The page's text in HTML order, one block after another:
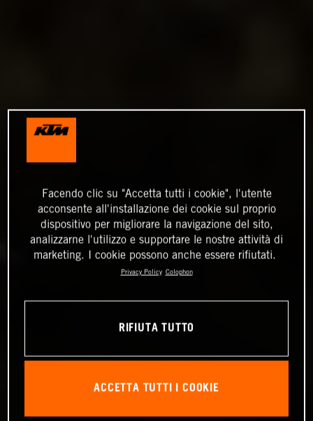
Facendo clic su "Accetta tutti i cookie", l'utente
acconsente all'installazione dei cookie sul proprio
dispositivo per migliorare la navigazione del sito,
analizzarne l'utilizzo e supportare le nostre attività di
marketing. I cookie possono anche essere rifiutati.
Privacy Policy Colophon
RIFIUTA TUTTO
ACCETTA TUTTI I COOKIE